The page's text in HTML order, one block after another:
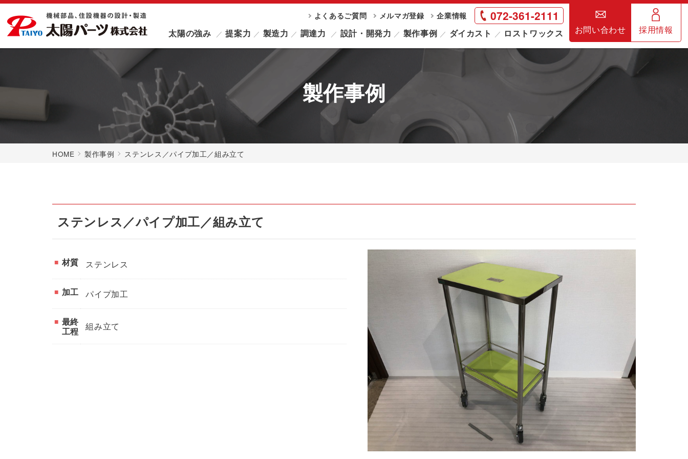
よくあるご質問 メルマガ登録 企業情報 072-361-2111
太陽の強み 提案力 製造力 調達力 設計・開発力 製作事例 ダイカスト ロストワックス お問い合わせ 採用情報
製作事例
HOME 製作事例 ステンレス／パイプ加工／組み立て
ステンレス／パイプ加工／組み立て
材質 ステンレス
加工 パイプ加工
最終
工程
組み立て